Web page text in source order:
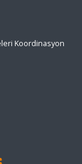
Koordinasyon